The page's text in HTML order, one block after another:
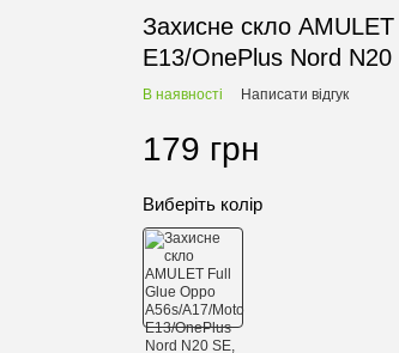
Захисне скло
E13/OnePlus Nord N20
В наявності Написати відгук
179 грн
Виберіть колір